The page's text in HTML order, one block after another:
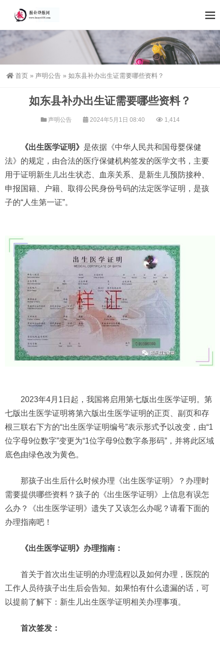
首页 » 声明公告 » 如东县补办出生证需要哪些资料？
如东县补办出生证需要哪些资料？
声明公告 2024年5月1日 08:40 1,414
《出生医学证明》 是依据《中华人民共和国母婴保健
法》的规定，由合法的医疗保健机构签发的医学文书，主要
用于证明新生儿出生状态、血亲关系、是新生儿预防接种、
申报国籍、户籍、取得公民身份号码的法定医学证明，是孩
子的“人生第一证”。
2023年4月1日起，我国将启用第七版出生医学证明。第
七版出生医学证明将第六版出生医学证明的正页、副页和存
根三联右下方的“出生医学证明编号”表示形式予以改变，由“1
位字母9位数字”变更为“1位字母9位数字条形码”，并将此区域
底色由绿色改为黄色。
那孩子出生后什么时候办理《出生医学证明》？办理时
需要提供哪些资料？孩子的《出生医学证明》上信息有误怎
么办？《出生医学证明》遗失了又该怎么办呢？请看下面的
办理指南吧！
《出生医学证明》办理指南：
首关于首次出生证明的办理流程以及如何办理，医院的
工作人员待孩子出生后会告知。如果怕有什么遗漏的话，可
以提前了解下：新生儿出生医学证明相关办理事项。
首次签发：